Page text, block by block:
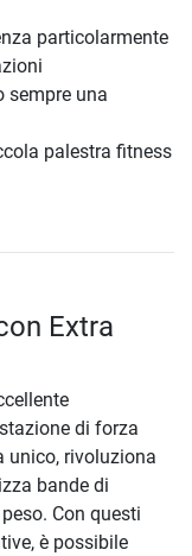
particolarmente
sempre una
palestra fitness
Extra
di forza
unico, rivoluziona
bande di
Con questi
è possibile